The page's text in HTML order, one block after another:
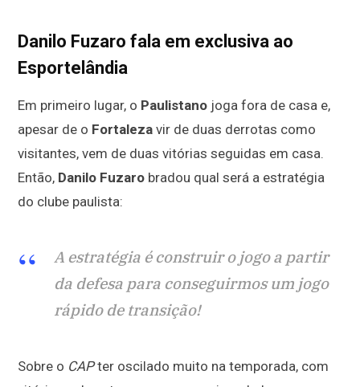
Danilo Fuzaro fala em exclusiva ao
Esportelândia
Em primeiro lugar, o Paulistano joga fora de casa e,
apesar de o Fortaleza vir de duas derrotas como
visitantes, vem de duas vitórias seguidas em casa.
Então, Danilo Fuzaro bradou qual será a estratégia
do clube paulista:
A estratégia é construir o jogo a partir
da defesa para conseguirmos um jogo
rápido de transição!
Sobre o CAPter oscilado muito na temporada, com